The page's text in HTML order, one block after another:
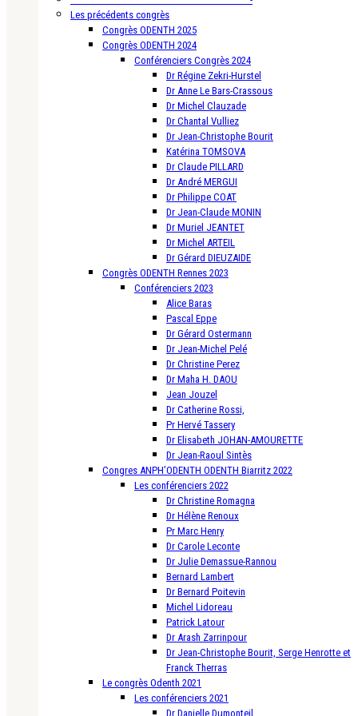
Les précédents congrès
Congrès ODENTH 2025
Congrès ODENTH 2024
Conférenciers Congrès 2024
Dr Régine Zekri-Hurstel
Dr Anne Le Bars-Crassous
Dr Michel Clauzade
Dr Chantal Vulliez
Dr Jean-Christophe Bourit
Katérina TOMSOVA
Dr Claude PILLARD
Dr André MERGUI
Dr Philippe COAT
Dr Jean-Claude MONIN
Dr Muriel JEANTET
Dr Michel ARTEIL
Dr Gérard DIEUZAIDE
Congrès ODENTH Rennes 2023
Conférenciers 2023
Alice Baras
Pascal Eppe
Dr Gérard Ostermann
Dr Jean-Michel Pelé
Dr Christine Perez
Dr Maha H. DAOU
Jean Jouzel
Dr Catherine Rossi,
Pr Hervé Tassery
Dr Elisabeth JOHAN-AMOURETTE
Dr Jean-Raoul Sintès
Congres ANPH’ODENTH ODENTH Biarritz 2022
Les conférenciers 2022
Dr Christine Romagna
Dr Hélène Renoux
Pr Marc Henry
Dr Carole Leconte
Dr Julie Demassue-Rannou
Bernard Lambert
Dr Bernard Poitevin
Michel Lidoreau
Patrick Latour
Dr Arash Zarrinpour
Dr Jean-Christophe Bourit, Serge Henrotte et
Franck Therras
Le congrès Odenth 2021
Les conférenciers 2021
Dr Danielle Dumonteil